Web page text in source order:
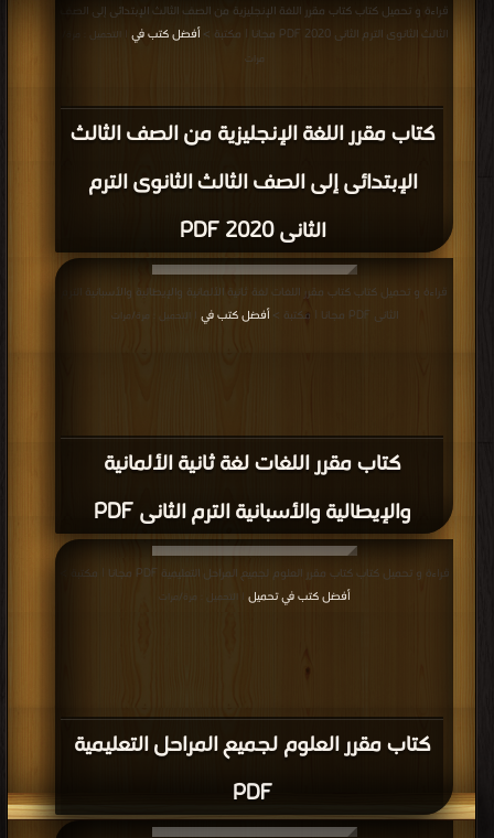
كتاب مقرر اللغة الإنجليزية من الصف الثالث
الإبتدائى إلى الصف الثالث الثانوى الترم
الثانى 2020 PDF
قراءة و تحميل كتاب كتاب مقرر اللغة الإنجليزية من الصف الثالث الإبتدائى إلى الصف
الثالث الثانوى الترم الثانى 2020 PDF مجانا | مكتبة >
أفضل كتب في | التحميل : مرة/
مرات
كتاب مقرر اللغات لغة ثانية الألمانية
والإيطالية والأسبانية الترم الثانى PDF
قراءة و تحميل كتاب كتاب مقرر اللغات لغة ثانية الألمانية والإيطالية والأسبانية الترم
الثانى PDF مجانا | مكتبة >
أفضل كتب في | التحميل : مرة/مرات
كتاب مقرر العلوم لجميع المراحل التعليمية
PDF
قراءة و تحميل كتاب كتاب مقرر العلوم لجميع المراحل التعليمية PDF مجانا | مكتبة >
أفضل كتب في تحميل
| التحميل : مرة/مرات